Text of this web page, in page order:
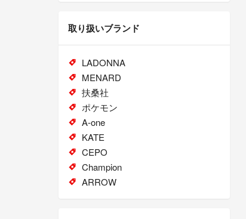
取り扱いブランド
LADONNA
MENARD
扶桑社
ポケモン
A-one
KATE
CEPO
Champion
ARROW